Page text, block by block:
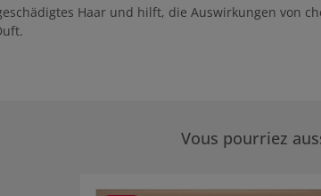
Haar und hilft, die Auswirkungen von
Vous pourriez